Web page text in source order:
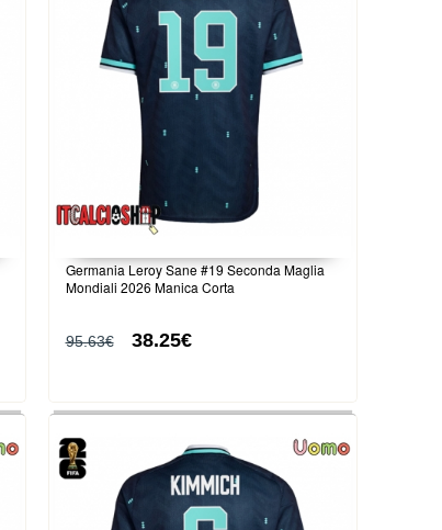
Germania Leroy Sane #19 Seconda Maglia
Mondiali 2026 Manica Corta
95.63€ 38.25€